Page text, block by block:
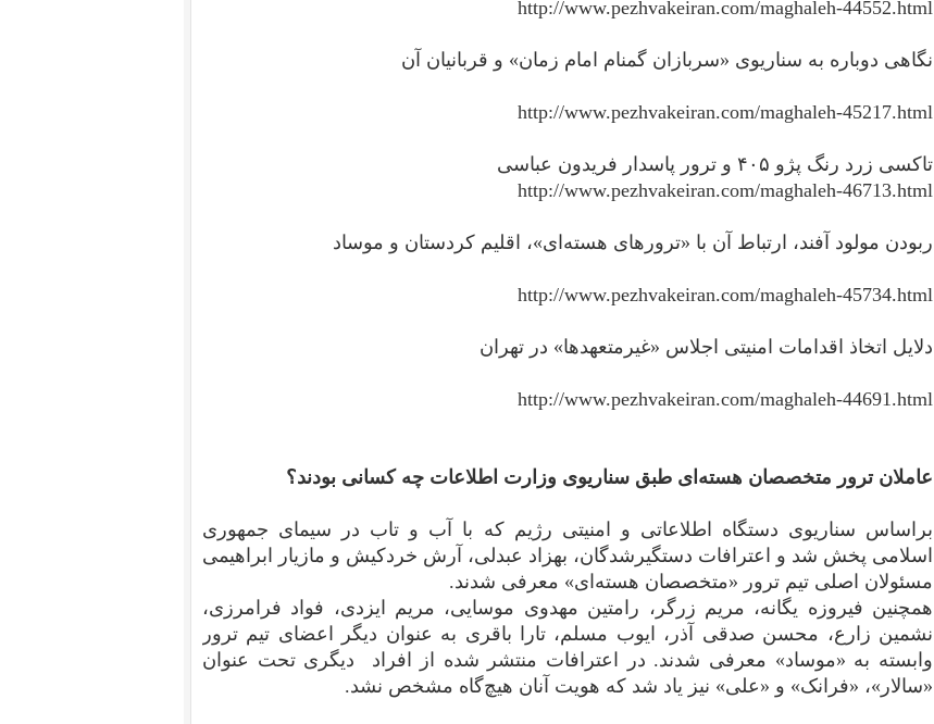
http://www.pezhvakeiran.com/maghaleh-44552.html
نگاهی دوباره به سناریوی «سربازان گمنام امام زمان» و قربانیان آن
http://www.pezhvakeiran.com/maghaleh-45217.html
تاکسی زرد رنگ پژو ۴۰۵ و ترور پاسدار فریدون عباسی
http://www.pezhvakeiran.com/maghaleh-46713.html
ربودن مولود آفند، ارتباط آن با «ترورهای هسته‌ای»، اقلیم کردستان و موساد
http://www.pezhvakeiran.com/maghaleh-45734.html
دلایل اتخاذ اقدامات امنیتی اجلاس «غیرمتعهدها» در تهران
http://www.pezhvakeiran.com/maghaleh-44691.html
عاملان ترور متخصصان هسته‌ای طبق سناریوی وزارت اطلاعات چه کسانی بودند؟
بر‌اساس سناریوی دستگاه اطلاعاتی و امنیتی رژیم که با آب و تاب در سیمای جمهوری
اسلامی پخش شد و اعترافات دستگیرشدگان، بهزاد عبدلی، آرش خردکیش و مازیار ابراهیمی
مسئولان اصلی تیم ترور «متخصصان هسته‌ای» معرفی شدند.
همچنین فیروزه یگانه، مریم زرگر، رامتین مهدوی موسایی، مریم ایزدی، فواد فرامرزی،
نشمین زارع، محسن صدقی آذر، ایوب مسلم، تارا باقری به عنوان دیگر اعضای تیم ترور
وابسته به «موساد» معرفی شدند. در اعترافات منتشر شده از افراد دیگری تحت عنوان
«سالار»، «فرانک» و «علی» نیز یاد شد که هویت آنان هیچ‌گاه مشخص نشد.